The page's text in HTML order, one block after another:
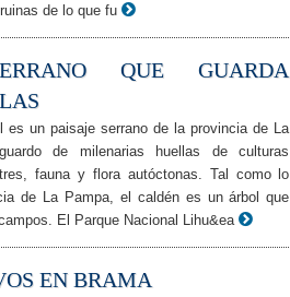
de lo que fu
QUE GUARDA
es un paisaje serrano de la provincia de La
de milenarias huellas de culturas
fauna y flora autóctonas. Tal como lo
de La Pampa, el caldén es un árbol que
El Parque Nacional Lihu&ea
EN BRAMA